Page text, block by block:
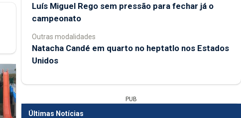
Luís Miguel Rego sem pressão para fechar já o
campeonato
Outras modalidades
Natacha Candé em quarto no heptatlo nos Estados
Unidos
PUB
Últimas Notícias